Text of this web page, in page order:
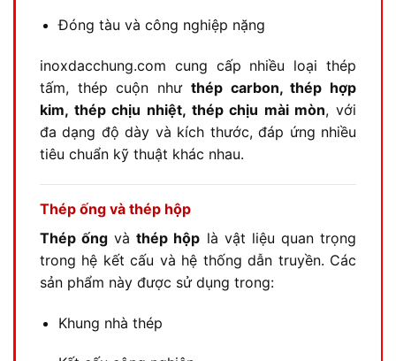
Đóng tàu và công nghiệp nặng
inoxdacchung.com cung cấp nhiều loại thép
tấm, thép cuộn như thép carbon, thép hợp
kim, thép chịu nhiệt, thép chịu mài mòn, với
đa dạng độ dày và kích thước, đáp ứng nhiều
tiêu chuẩn kỹ thuật khác nhau.
Thép ống và thép hộp
Thép ống vàthép hộp là vật liệu quan trọng
trong hệ kết cấu và hệ thống dẫn truyền. Các
sản phẩm này được sử dụng trong:
Khung nhà thép